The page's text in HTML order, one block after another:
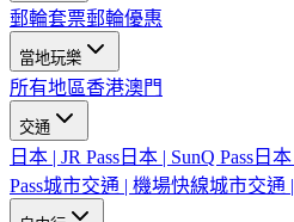
郵輪套票郵輪優惠
當地玩樂
所有地區香港澳門
交通
日本 | JR Pass 日本 | SunQ Pass 日
Pass城市交通 | 機場快線城市交通